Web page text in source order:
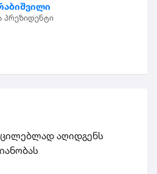
პრეზიდენტი
აღიდგენს